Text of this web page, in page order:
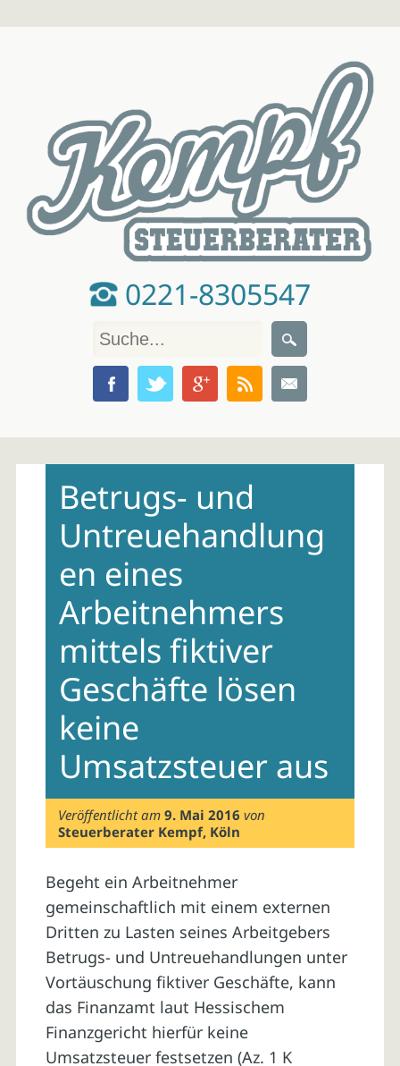
0221-8305547
contentBetrugs- und
Untreuehandlung
en eines
Arbeitnehmers
mittels fiktiver
Geschäfte lösen
keine
Umsatzsteuer aus
Veröffentlicht am9. Mai 2016 von
Steuerberater Kempf, Köln
Begeht ein Arbeitnehmer
gemeinschaftlich mit einem externen
Dritten zu Lasten seines Arbeitgebers
Betrugs- und Untreuehandlungen unter
Vortäuschung fiktiver Geschäfte, kann
das Finanzamt laut Hessischem
Finanzgericht hierfür keine
Umsatzsteuer festsetzen (Az. 1 K